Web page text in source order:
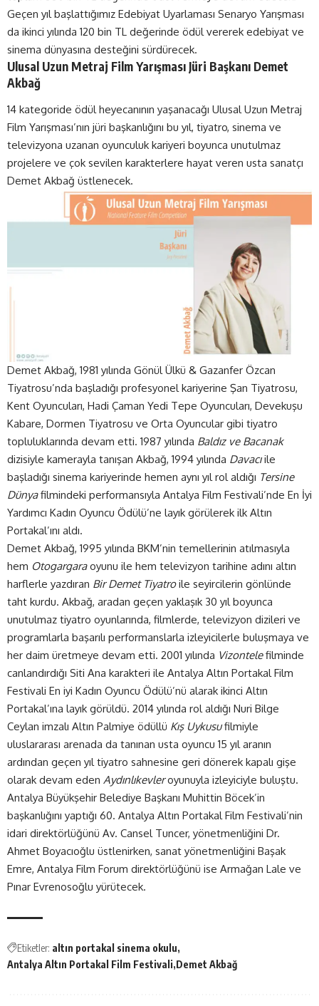
Geçen yıl başlattığımız Edebiyat Uyarlaması Senaryo Yarışması
da ikinci yılında 120 bin TL değerinde ödül vererek edebiyat ve
sinema dünyasına desteğini sürdürecek.
Ulusal Uzun Metraj Film Yarışması Jüri Başkanı Demet
Akbağ
14 kategoride ödül heyecanının yaşanacağı Ulusal Uzun Metraj
Film Yarışması’nın jüri başkanlığını bu yıl, tiyatro, sinema ve
televizyona uzanan oyunculuk kariyeri boyunca unutulmaz
projelere ve çok sevilen karakterlere hayat veren usta sanatçı
Demet Akbağ üstlenecek.
Demet Akbağ, 1981 yılında Gönül Ülkü & Gazanfer Özcan
Tiyatrosu’nda başladığı profesyonel kariyerine Şan Tiyatrosu,
Kent Oyuncuları, Hadi Çaman Yedi Tepe Oyuncuları, Devekuşu
Kabare, Dormen Tiyatrosu ve Orta Oyuncular gibi tiyatro
topluluklarında devam etti. 1987 yılında Baldız ve Bacanak
dizisiyle kamerayla tanışan Akbağ, 1994 yılında Davacıile
başladığı sinema kariyerinde hemen aynı yıl rol aldığı Tersine
Dünyafilmindeki performansıyla Antalya Film Festivali’nde En İyi
Yardımcı Kadın Oyuncu Ödülü’ne layık görülerek ilk Altın
Portakal’ını aldı.
Demet Akbağ, 1995 yılında BKM’nin temellerinin atılmasıyla
hem Otogargaraoyunu ile hem televizyon tarihine adını altın
harflerle yazdıran Bir Demet Tiyatroile seyircilerin gönlünde
taht kurdu. Akbağ, aradan geçen yaklaşık 30 yıl boyunca
unutulmaz tiyatro oyunlarında, filmlerde, televizyon dizileri ve
programlarla başarılı performanslarla izleyicilerle buluşmaya ve
her daim üretmeye devam etti. 2001 yılında Vizontelefilminde
canlandırdığı Siti Ana karakteri ile Antalya Altın Portakal Film
Festivali En iyi Kadın Oyuncu Ödülü’nü alarak ikinci Altın
Portakal’ına layık görüldü. 2014 yılında rol aldığı Nuri Bilge
Ceylan imzalı Altın Palmiye ödüllü Kış Uykusufilmiyle
uluslararası arenada da tanınan usta oyuncu 15 yıl aranın
ardından geçen yıl tiyatro sahnesine geri dönerek kapalı gişe
olarak devam eden Aydınlıkevleroyunuyla izleyiciyle buluştu.
Antalya Büyükşehir Belediye Başkanı Muhittin Böcek’in
başkanlığını yaptığı 60. Antalya Altın Portakal Film Festivali’nin
idari direktörlüğünü Av. Cansel Tuncer, yönetmenliğini Dr.
Ahmet Boyacıoğlu üstlenirken, sanat yönetmenliğini Başak
Emre, Antalya Film Forum direktörlüğünü ise Armağan Lale ve
Pınar Evrenosoğlu yürütecek.
Etiketler: altın portakal sinema okulu
Antalya Altın Portakal Film Festivali Demet Akbağ